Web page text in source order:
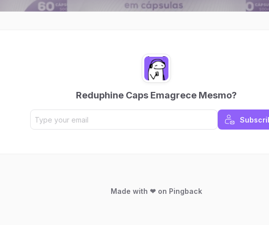
Reduphine Caps Emagrece Mesmo?
Made with ❤ on Pingback